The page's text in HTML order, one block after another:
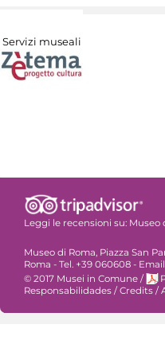
Servizi museali
Leggi le recensioni su: Museo
Museo di Roma, Piazza San
Roma - Tel. +39 060608 -
© 2017 Musei in Comune /
Responsabilidades /Credits /